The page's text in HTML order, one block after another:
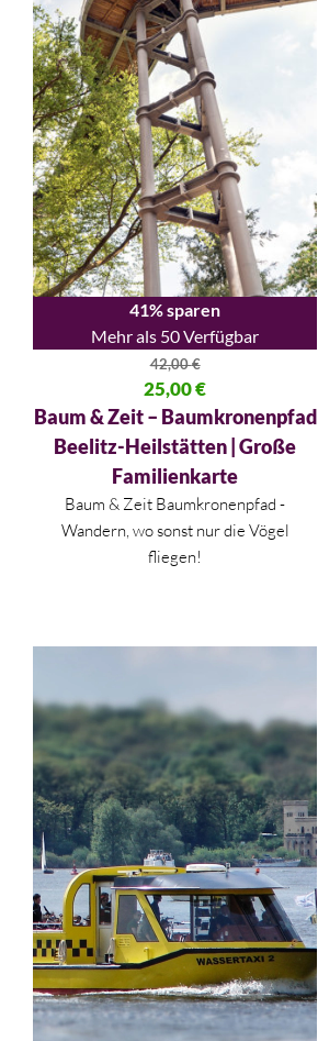
41% sparen
Mehr als 50 Verfügbar
42,00€
Ursprünglicher Preis war: 42,00 €
25,00€
Aktueller Preis ist: 25,00 €.
Baum & Zeit – Baumkronenpfad
Beelitz-Heilstätten | Große
Familienkarte
Baum & Zeit Baumkronenpfad -
Wandern, wo sonst nur die Vögel
fliegen!